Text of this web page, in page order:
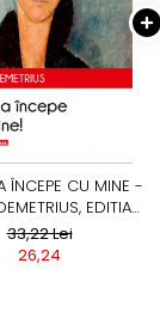
ÎNCEPE CU MINE -
EDITIA
2020
33,22 Lei
26,24